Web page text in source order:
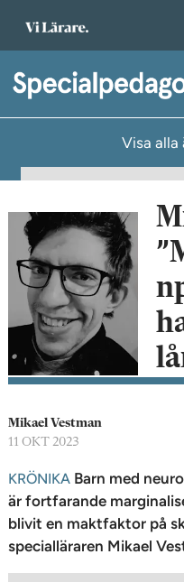
l
s
a
t
s
i
d
a
T
s
i
d
a
Visa alla
Mikael Vestman
11 OKT 2023
KRÖNIKA Barn med
är fortfarande
blivit en maktfaktor på
specialläraren Mikael